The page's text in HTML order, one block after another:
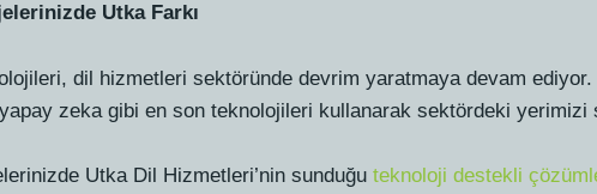
Utka Farkı
dil hizmetleri sektöründe devrim yaratmaya devam
zeka gibi en son teknolojileri kullanarak sektördeki yerimizi
Utka Dil Hizmetleri’nin sunduğuteknoloji destekli